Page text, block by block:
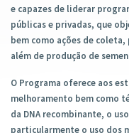
e capazes de liderar
públicas e privadas, que
bem como ações de
além de produção de
O Programa oferece aos
melhoramento bem como
da DNA recombinante, o
particularmente o uso dos